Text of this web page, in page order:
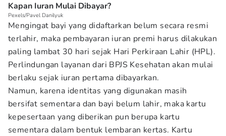
Kapan Iuran Mulai Dibayar?
Pexels/Pavel Danilyuk
Mengingat bayi yang didaftarkan belum secara resmi
terlahir, maka pembayaran iuran premi harus dilakukan
paling lambat 30 hari sejak Hari Perkiraan Lahir (HPL).
Perlindungan layanan dari BPJS Kesehatan akan mulai
berlaku sejak iuran pertama dibayarkan.
Namun, karena identitas yang digunakan masih
bersifat sementara dan bayi belum lahir, maka kartu
kepesertaan yang diberikan pun berupa kartu
sementara dalam bentuk lembaran kertas. Kartu